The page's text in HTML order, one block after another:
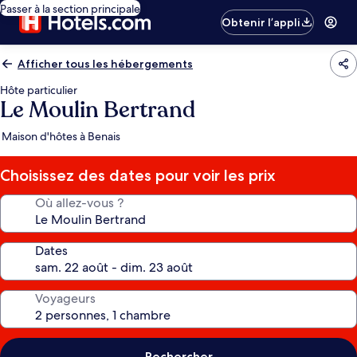
Passer à la section principale
Obtenir l’appli
Afficher tous les hébergements
Hôte particulier
Le Moulin Bertrand
Maison d'hôtes à Benais
Choisissez des dates pour voir les prix
Où allez-vous ?
Dates
Voyageurs